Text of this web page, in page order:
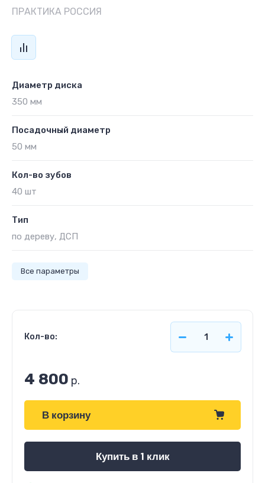
ПРАКТИКА РОССИЯ
Диаметр диска
350 мм
Посадочный диаметр
50 мм
Кол-во зубов
40 шт
Тип
по дереву, ДСП
Все параметры
Кол-во:
4 800 р.
В корзину
Купить в 1 клик